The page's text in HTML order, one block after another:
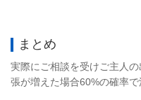
まとめ
実際にご相談を受けご主人
張が増えた場合60%の確率で